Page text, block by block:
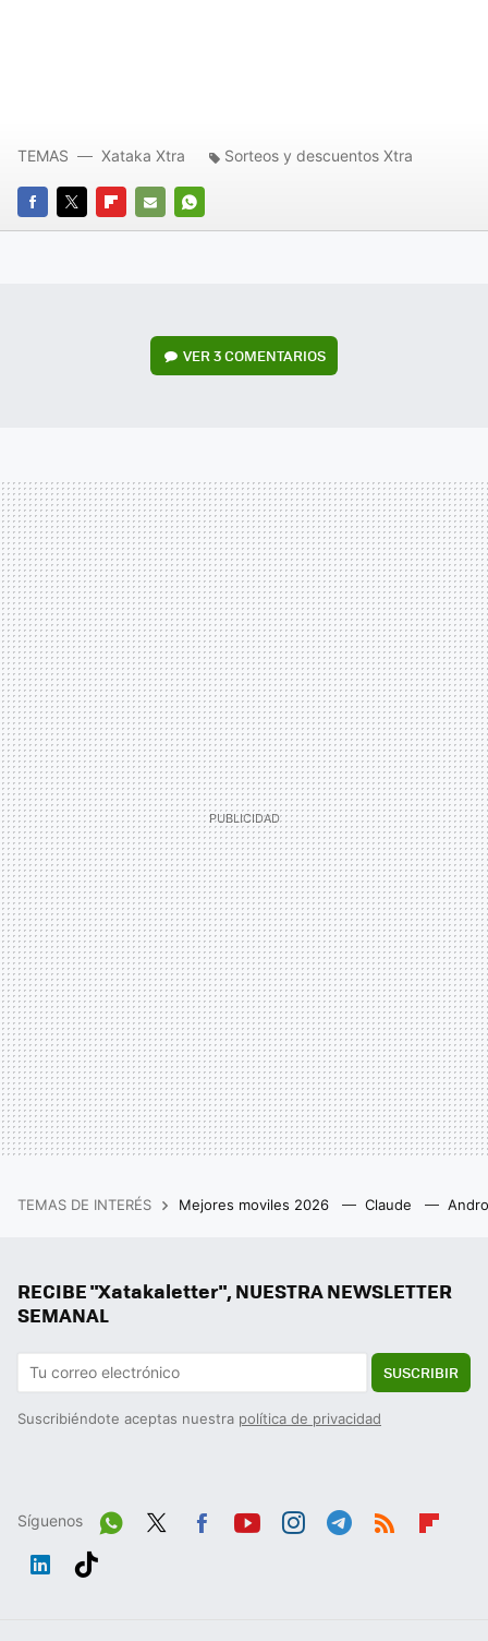
FACEBOOK
TWITTERFLIPBOARD
E-
WHATSAPP
TEMAS Xataka Xtra Sorteos y descuentos Xtra
VER3 COMENTARIOS
TEMAS DE INTERÉS Mejores moviles 2026 Claude
RECIBE "Xatakaletter", NUESTRA NEWSLETTER
SEMANAL
SUSCRIBIR
Suscribiéndote aceptas nuestra política de privacidad
Síguenos
Wh